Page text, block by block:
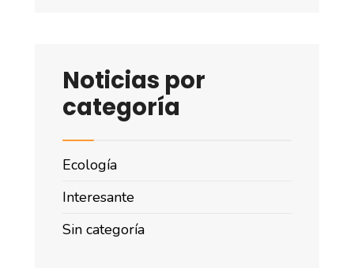
Noticias por
categoría
Ecología
Interesante
Sin categoría